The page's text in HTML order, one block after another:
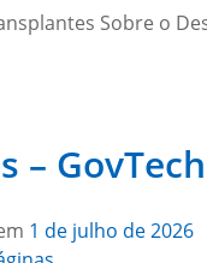
Sobre o
– GovTech
1 de julho de 2026